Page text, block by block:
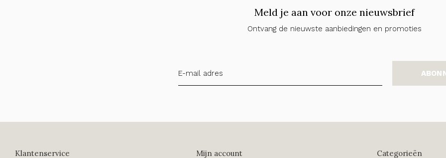
Meld je aan voor onze nieuwsbrief
Ontvang de nieuwste aanbiedingen en promoties
Klantenservice Mijn account Categorieën